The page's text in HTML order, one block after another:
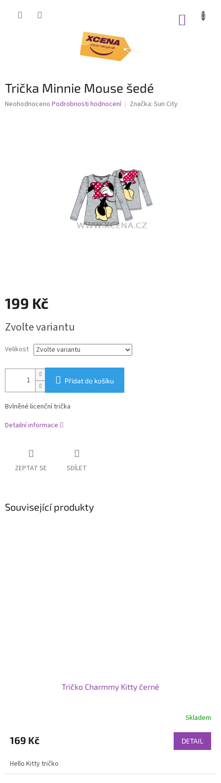
Trička Minnie Mouse šedé
Průměrné
Neohodnoceno Podrobnosti hodnocení Značka: Sun City
199 Kč
cena:
Zvolte variantu
Velikost
Přidat do košíku
Bvlněné licenční trička
Detailní informace
ZEPTAT SE SDÍLET
Související produkty
Tričko Charmmy Kitty černé
Skladem
169 Kč DETAIL
Hello Kitty tričko